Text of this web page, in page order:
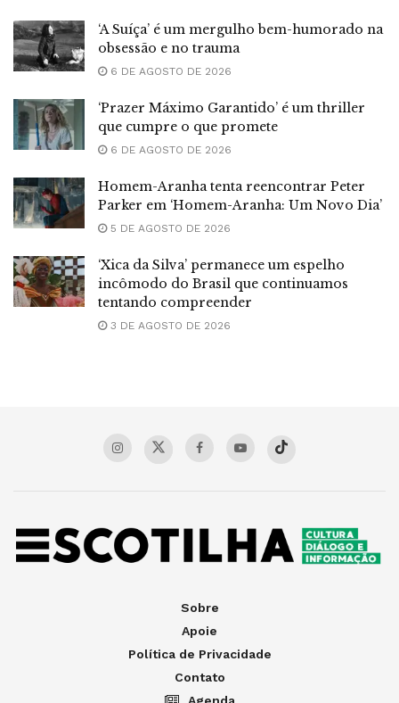
‘A Suíça’ é um mergulho bem-humorado na
obsessão e no trauma
6 DE AGOSTO DE 2026
‘Prazer Máximo Garantido’ é um thriller
que cumpre o que promete
6 DE AGOSTO DE 2026
Homem-Aranha tenta reencontrar Peter
Parker em ‘Homem-Aranha: Um Novo Dia’
5 DE AGOSTO DE 2026
‘Xica da Silva’ permanece um espelho
incômodo do Brasil que continuamos
tentando compreender
3 DE AGOSTO DE 2026
Sobre
Apoie
Política de Privacidade
Contato